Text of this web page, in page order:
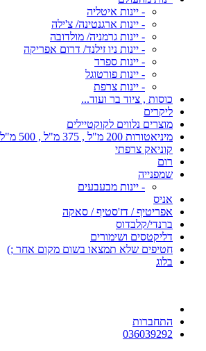
- יינות איטליה
- יינות ארגנטינה/ צ'ילה
- יינות גרמניה/ מולדובה
- יינות ניו זילנד/ דרום אפריקה
- יינות ספרד
- יינות פורטוגל
- יינות צרפת
כוסות , ציוד בר ועוד...
ליקרים
מוצרים נלווים לקוקטיילים
מיניאטורות 200 מ"ל , 375 מ"ל , 500 מ"ל
קוניאק צרפתי
רום
שמפנייה
- יינות מבעבעים
אניס
אפריטיף / דז'סטיף / סאקה
ברנדי/קלבדוס
דליקטסים ושימורים
חטיפים שלא תמצאו בשום מקום אחר ;)
בלוג
התחברות
036039292